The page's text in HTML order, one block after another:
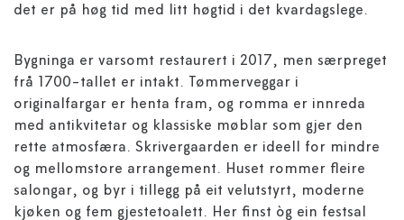
det er på høg tid med litt høgtid i det kvardagslege.
Bygninga er varsomt restaurert i 2017, men særpreget
frå 1700-tallet er intakt. Tømmerveggar i
originalfargar er henta fram, og romma er innreda
med antikvitetar og klassiske møblar som gjer den
rette atmosfæra. Skrivergaarden er ideell for mindre
og mellomstore arrangement. Huset rommer fleire
salongar, og byr i tillegg på eit velutstyrt, moderne
kjøken og fem gjestetoalett. Her finst òg ein festsal